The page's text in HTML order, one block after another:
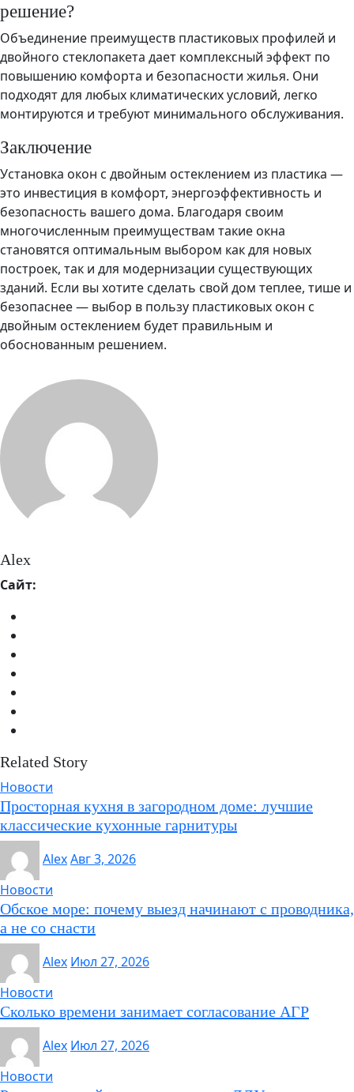
решение?
Объединение преимуществ пластиковых профилей и
двойного стеклопакета дает комплексный эффект по
повышению комфорта и безопасности жилья. Они
подходят для любых климатических условий, легко
монтируются и требуют минимального обслуживания.
Заключение
Установка окон с двойным остеклением из пластика —
это инвестиция в комфорт, энергоэффективность и
безопасность вашего дома. Благодаря своим
многочисленным преимуществам такие окна
становятся оптимальным выбором как для новых
построек, так и для модернизации существующих
зданий. Если вы хотите сделать свой дом теплее, тише и
безопаснее — выбор в пользу пластиковых окон с
двойным остеклением будет правильным и
обоснованным решением.
Alex
Сайт:
Related Story
Новости
Просторная кухня в загородном доме: лучшие
классические кухонные гарнитуры
AlexАвг 3, 2026
Новости
Обское море: почему выезд начинают с проводника,
а не со снасти
Alex Июл 27, 2026
Новости
Сколько времени занимает согласование АГР
Alex Июл 27, 2026
Новости